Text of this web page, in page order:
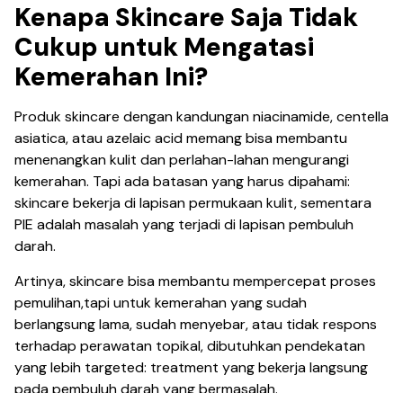
Kenapa Skincare Saja Tidak
Cukup untuk Mengatasi
Kemerahan Ini?
Produk skincare dengan kandungan niacinamide, centella
asiatica, atau azelaic acid memang bisa membantu
menenangkan kulit dan perlahan-lahan mengurangi
kemerahan. Tapi ada batasan yang harus dipahami:
skincare bekerja di lapisan permukaan kulit, sementara
PIE adalah masalah yang terjadi di lapisan pembuluh
darah.
Artinya, skincare bisa membantu mempercepat proses
pemulihan,tapi untuk kemerahan yang sudah
berlangsung lama, sudah menyebar, atau tidak respons
terhadap perawatan topikal, dibutuhkan pendekatan
yang lebih targeted: treatment yang bekerja langsung
pada pembuluh darah yang bermasalah.